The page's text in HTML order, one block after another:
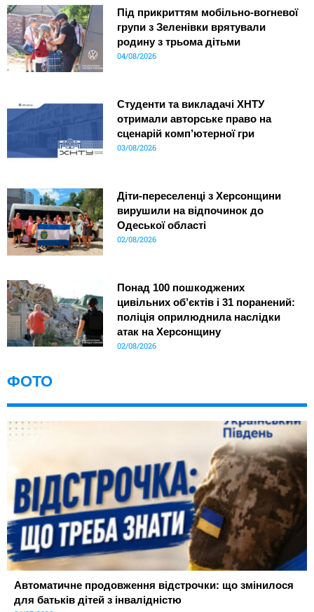
Під прикриттям мобільно-вогневої
групи з Зеленівки врятували
родину з трьома дітьми
04/08/2026
Студенти та викладачі ХНТУ
отримали авторське право на
сценарій комп’ютерної гри
03/08/2026
Діти-переселенці з Херсонщини
вирушили на відпочинок до
Одеської області
02/08/2026
Понад 100 пошкоджених
цивільних об’єктів і 31 поранений:
поліція оприлюднила наслідки
атак на Херсонщину
02/08/2026
ФОТО
Автоматичне продовження відстрочки: що змінилося
для батьків дітей з інвалідністю